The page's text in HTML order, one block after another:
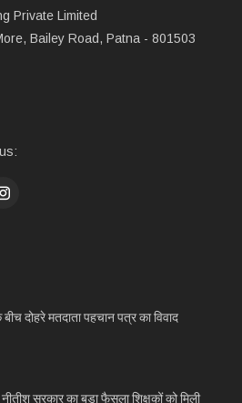
Private Limited
Bailey Road, Patna - 801503
दोहरे मतदाता पहचान पत्र का विवाद
सरकार का बड़ा फैसला शिक्षकों को मिली